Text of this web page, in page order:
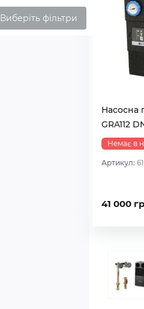
Виберіть фільтри
Насосна
GRA112
Немає в
Артикул:
41 000